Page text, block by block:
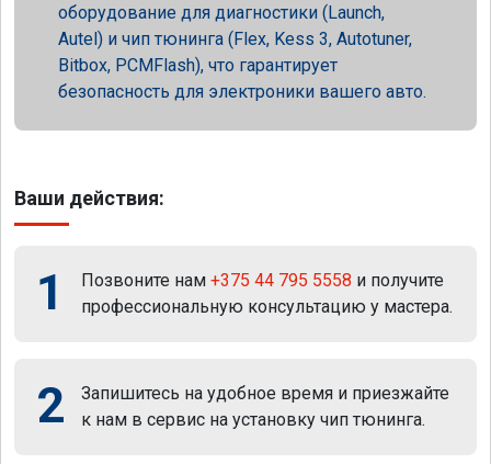
оборудование для диагностики (Launch,
Autel) и чип тюнинга (Flex, Kess 3, Autotuner,
Bitbox, PCMFlash), что гарантирует
безопасность для электроники вашего авто.
Ваши действия:
1 Позвоните нам +375 44 795 5558 и получите
профессиональную консультацию у мастера.
2
Запишитесь на удобное время и приезжайте
к нам в сервис на установку чип тюнинга.